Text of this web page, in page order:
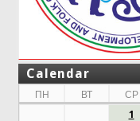
Calendar
ПН ВТ СР
1